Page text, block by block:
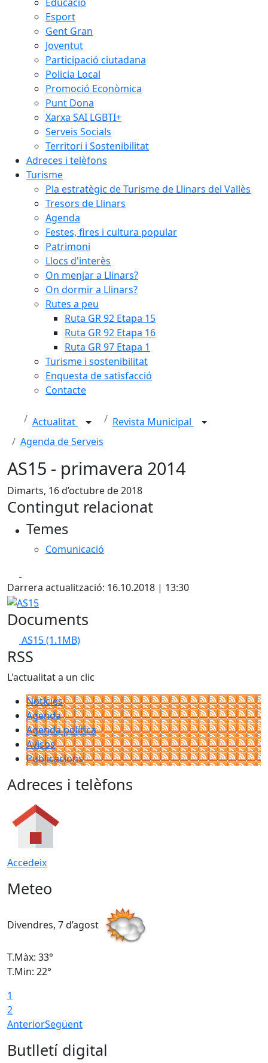
Esport
Gent Gran
Joventut
Participació ciutadana
Policia Local
Promoció Econòmica
Punt Dona
Xarxa SAI LGBTI+
Serveis Socials
Territori i Sostenibilitat
Adreces i telèfons
Turisme
Pla estratègic de Turisme de Llinars del Vallès
Tresors de Llinars
Agenda
Festes, fires i cultura popular
Patrimoni
Llocs d'interès
On menjar a Llinars?
On dormir a Llinars?
Rutes a peu
Ruta GR 92 Etapa 15
Ruta GR 92 Etapa 16
Ruta GR 97 Etapa 1
Turisme i sostenibilitat
Enquesta de satisfacció
Contacte
Actualitat
Revista Municipal
Agenda de Serveis
AS15 - primavera 2014
Dimarts, 16 d’octubre de 2018
Contingut relacionat
Temes
Comunicació
Darrera actualització: 16.10.2018 | 13:30
AS15
Documents
AS15(1.1MB)
RSS
L'actualitat a un clic
Notícies
Agenda
Agenda política
Avisos
Publicacions
Adreces i telèfons
Accedeix
Meteo
Divendres, 7 d’agost
T.Màx: 33°
T.Min: 22°
1
2
AnteriorSegüent
Butlletí digital